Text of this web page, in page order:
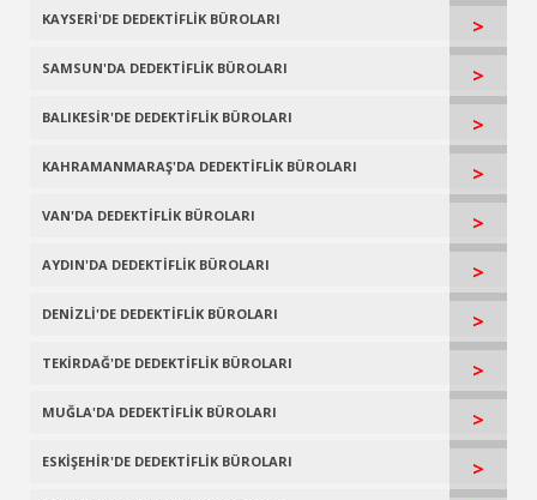
KAYSERİ'DE DEDEKTİFLİK BÜROLARI >
SAMSUN'DA DEDEKTİFLİK BÜROLARI >
BALIKESİR'DE DEDEKTİFLİK BÜROLARI >
KAHRAMANMARAŞ'DA DEDEKTİFLİK BÜROLARI >
VAN'DA DEDEKTİFLİK BÜROLARI >
AYDIN'DA DEDEKTİFLİK BÜROLARI >
DENİZLİ'DE DEDEKTİFLİK BÜROLARI >
TEKİRDAĞ'DE DEDEKTİFLİK BÜROLARI >
MUĞLA'DA DEDEKTİFLİK BÜROLARI >
ESKİŞEHİR'DE DEDEKTİFLİK BÜROLARI >